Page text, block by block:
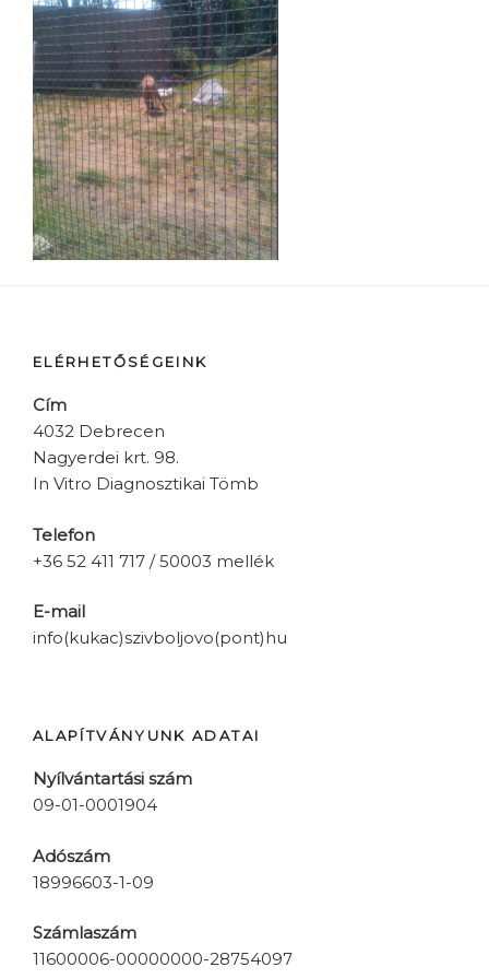
ELÉRHETŐSÉGEINK
Cím
4032 Debrecen
Nagyerdei krt. 98.
In Vitro Diagnosztikai Tömb
Telefon
+36 52 411 717 / 50003 mellék
E-mail
info(kukac)szivboljovo(pont)hu
ALAPÍTVÁNYUNK ADATAI
Nyílvántartási szám
09-01-0001904
Adószám
18996603-1-09
Számlaszám
11600006-00000000-28754097